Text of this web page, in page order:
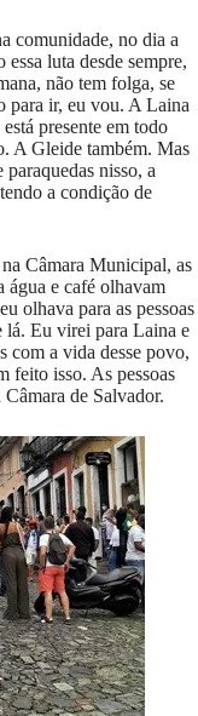
comunidade, no dia a
luta desde sempre,
não tem folga, se
para ir, eu vou. A Laina
presente em todo
A Gleide também. Mas
nisso, a
a condição de
Câmara Municipal, as
água e café olhavam
olhava para as pessoas
lá. Eu virei para Laina e
com a vida desse povo,
feito isso. As pessoas
Câmara de Salvador.